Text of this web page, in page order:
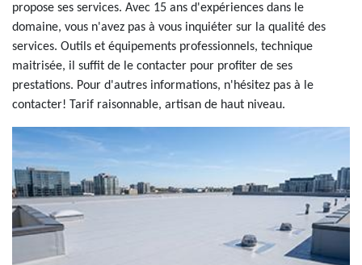
propose ses services. Avec 15 ans d'expériences dans le
domaine, vous n'avez pas à vous inquiéter sur la qualité des
services. Outils et équipements professionnels, technique
maitrisée, il suffit de le contacter pour profiter de ses
prestations. Pour d'autres informations, n'hésitez pas à le
contacter! Tarif raisonnable, artisan de haut niveau.